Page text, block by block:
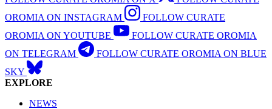
OROMIA ON INSTAGRAM
FOLLOW CURATE
OROMIA ON YOUTUBE
FOLLOW CURATE OROMIA
ON TELEGRAM
FOLLOW CURATE OROMIA ON BLUE
SKY
EXPLORE
NEWS